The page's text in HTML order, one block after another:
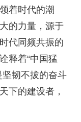
着时代的潮
的力量，源于
代同频共振的
释着“中国猛
韧不拔的奋斗
下的建设者，